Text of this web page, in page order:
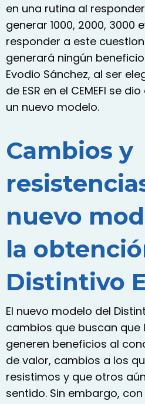
en una rutina al
generar 1000, 2000, 3000
responder a este
generará ningún
Evodio Sánchez, al ser
de ESR en el CEMEFI se
un nuevo modelo.
Cambios y
nuevo
la
Distintivo
El nuevo modelo del
cambios que buscan que
generen beneficios al
de valor, cambios a los
resistimos y que otros
sentido. Sin embargo,